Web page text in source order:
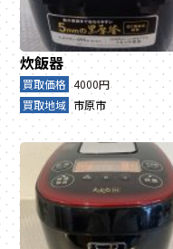
炊飯器
買取価格 4000円
買取地域 市原市